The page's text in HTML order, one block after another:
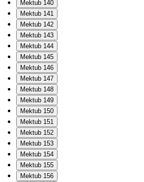
Mektub 140
Mektub 141
Mektub 142
Mektub 143
Mektub 144
Mektub 145
Mektub 146
Mektub 147
Mektub 148
Mektub 149
Mektub 150
Mektub 151
Mektub 152
Mektub 153
Mektub 154
Mektub 155
Mektub 156